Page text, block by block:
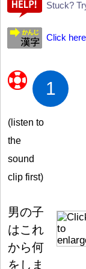
Stuck?
Click
1
(listen to
the
sound
clip first)
男の子
はこれ
から何
をしま